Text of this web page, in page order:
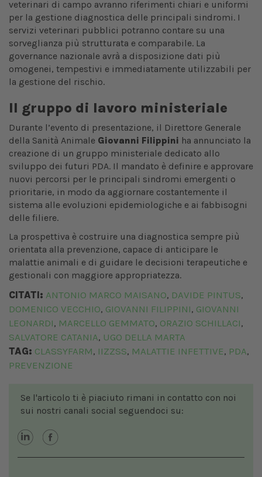
veterinari di campo avranno riferimenti chiari e uniformi
per la gestione diagnostica delle principali sindromi. I
servizi veterinari pubblici potranno contare su una
sorveglianza più strutturata e comparabile. La
governance nazionale avrà a disposizione dati più
omogenei, tempestivi e immediatamente utilizzabili per
la gestione del rischio.
Il gruppo di lavoro ministeriale
Durante l’evento di presentazione, il Direttore Generale
della Sanità Animale Giovanni Filippini ha annunciato la
creazione di un gruppo ministeriale dedicato allo
sviluppo dei futuri PDA. Il mandato è definire e approvare
nuovi percorsi per le principali sindromi emergenti o
prioritarie, in modo da aggiornare costantemente il
sistema alle evoluzioni epidemiologiche e ai fabbisogni
delle filiere.
La prospettiva è costruire una diagnostica sempre più
orientata alla prevenzione, capace di anticipare le
malattie animali e di guidare le decisioni terapeutiche e
gestionali con maggiore appropriatezza.
CITATI: ANTONIO MARCO MAISANO, DAVIDE PINTUS,
DOMENICO VECCHIO, GIOVANNI FILIPPINI, GIOVANNI
LEONARDI, MARCELLO GEMMATO, ORAZIO SCHILLACI,
SALVATORE CATANIA, UGO DELLA MARTA
TAG: CLASSYFARM, IIZZSS, MALATTIE INFETTIVE, PDA,
PREVENZIONE
Se l'articolo ti è piaciuto rimani in contatto con noi
sui nostri canali social seguendoci su: